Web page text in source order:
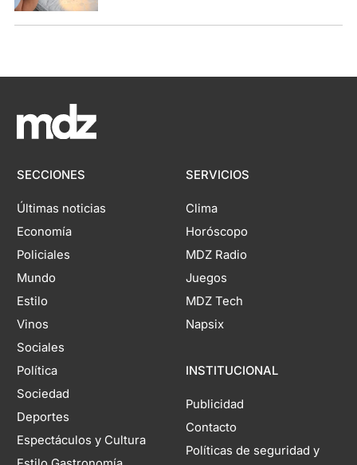
SECCIONES
Últimas noticias
Economía
Policiales
Mundo
Estilo
Vinos
Sociales
Política
Sociedad
Deportes
Espectáculos y Cultura
SERVICIOS
Clima
Horóscopo
MDZ Radio
Juegos
MDZ Tech
Napsix
INSTITUCIONAL
Publicidad
Contacto
Políticas de seguridad y